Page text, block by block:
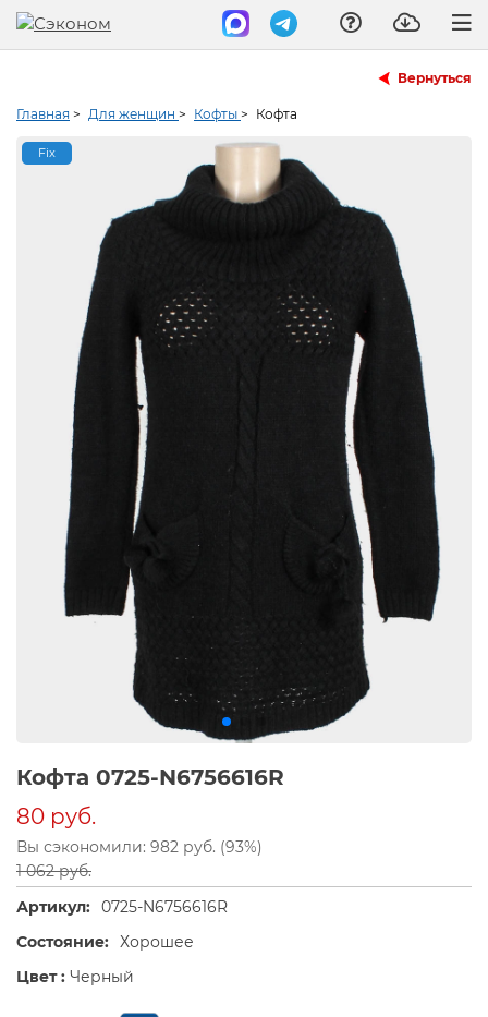
Вернуться
Главная > Для женщин > Кофты > Кофта
Fix
Кофта 0725-N6756616R
80 руб.
Вы сэкономили: 982 руб. (93%)
1 062 руб.
Артикул: 0725-N6756616R
Состояние: Хорошее
Цвет : Черный